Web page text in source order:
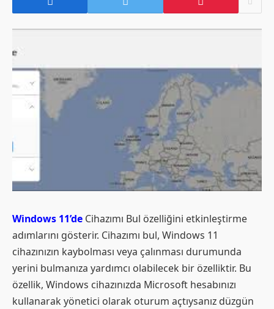
Windows 11’de Cihazımı Bul özelliğini etkinleştirme
adımlarını gösterir. Cihazımı bul, Windows 11
cihazınızın kaybolması veya çalınması durumunda
yerini bulmanıza yardımcı olabilecek bir özelliktir. Bu
özellik, Windows cihazınızda Microsoft hesabınızı
kullanarak yönetici olarak oturum açtıysanız düzgün